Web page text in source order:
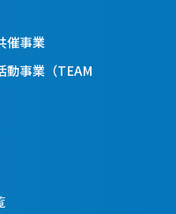
催事業
動事業（TEAM